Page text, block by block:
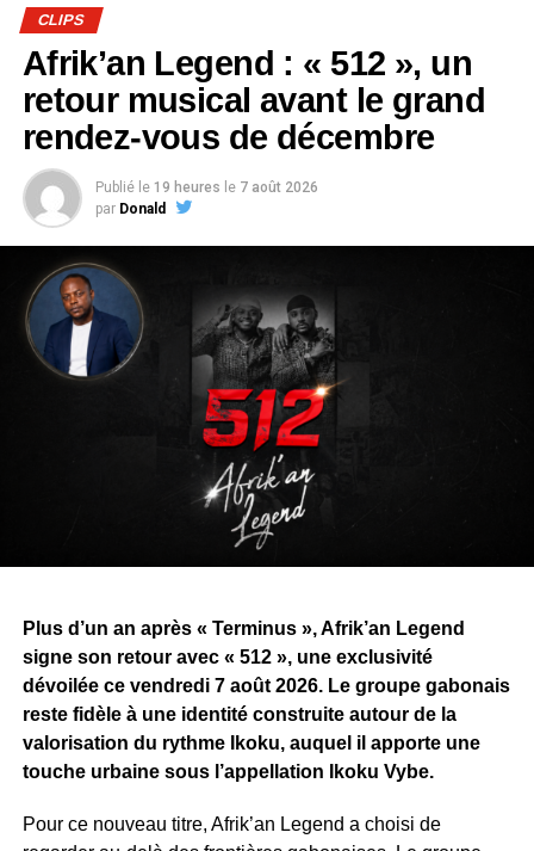
CLIPS
Afrik’an Legend : « 512 », un
retour musical avant le grand
rendez-vous de décembre
Publié le 19 heures le 7 août 2026
par Donald
Plus d’un an après « Terminus », Afrik’an Legend
signe son retour avec « 512 », une exclusivité
dévoilée ce vendredi 7 août 2026. Le groupe gabonais
reste fidèle à une identité construite autour de la
valorisation du rythme Ikoku, auquel il apporte une
touche urbaine sous l’appellation Ikoku Vybe.
Pour ce nouveau titre, Afrik’an Legend a choisi de